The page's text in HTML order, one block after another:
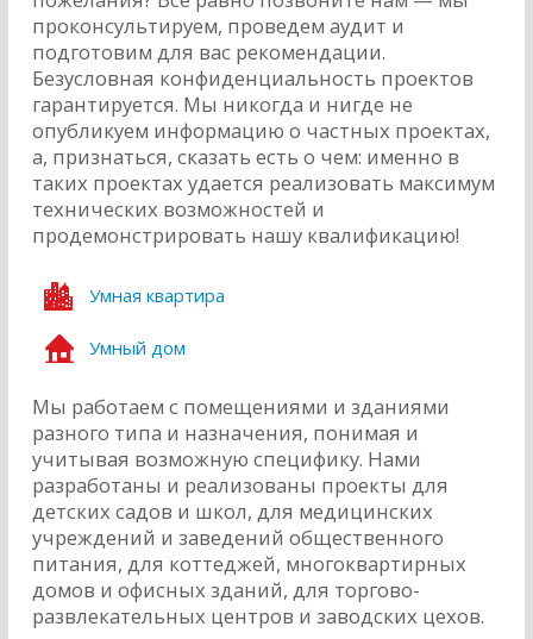
проконсультируем, проведем аудит и
подготовим для вас рекомендации.
Безусловная конфиденциальность проектов
гарантируется. Мы никогда и нигде не
опубликуем информацию о частных проектах,
а, признаться, сказать есть о чем: именно в
таких проектах удается реализовать максимум
технических возможностей и
продемонстрировать нашу квалификацию!
Умная квартира
Умный дом
Мы работаем с помещениями и зданиями
разного типа и назначения, понимая и
учитывая возможную специфику. Нами
разработаны и реализованы проекты для
детских садов и школ, для медицинских
учреждений и заведений общественного
питания, для коттеджей, многоквартирных
домов и офисных зданий, для торгово-
развлекательных центров и заводских цехов.